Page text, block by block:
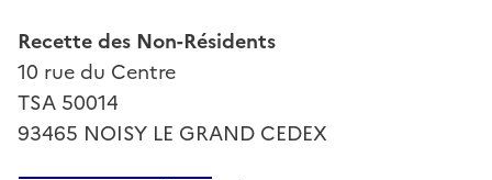
Recette des Non-Résidents
10 rue du Centre
TSA 50014
93465 NOISY LE GRAND CEDEX